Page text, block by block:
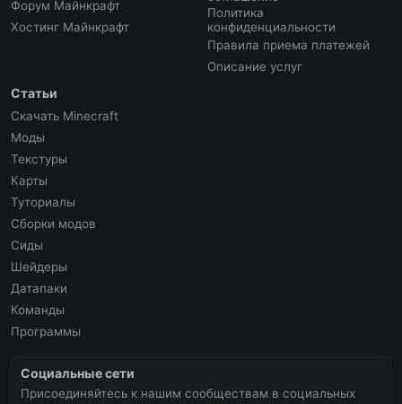
Форум Майнкрафт
Хостинг Майнкрафт
Политика
конфиденциальности
Правила приема платежей
Описание услуг
Статьи
Скачать Minecraft
Моды
Текстуры
Карты
Туториалы
Сборки модов
Сиды
Шейдеры
Датапаки
Команды
Программы
Социальные сети
Присоединяйтесь к нашим сообществам в социальных